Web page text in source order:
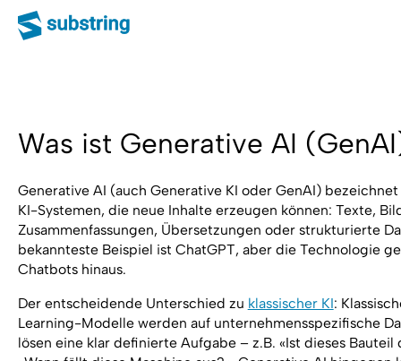
Was ist Generative AI
Generative AI (auch Generative KI oder GenAI) bezeichnet
KI-Systemen, die neue Inhalte erzeugen können: Texte,
Zusammenfassungen, Übersetzungen oder strukturierte
bekannteste Beispiel ist ChatGPT, aber die Technologie
Chatbots hinaus.
Der entscheidende Unterschied zu klassischer KI:
Learning-Modelle werden auf unternehmensspezifische
lösen eine klar definierte Aufgabe – z.B. «Ist dieses Bauteil